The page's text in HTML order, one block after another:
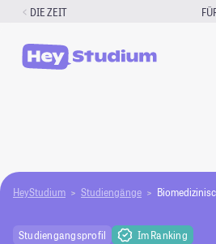
Zum
springen
DIE ZEIT
HeyStudium Studiengänge
Studiengangsprofil Im Ranking